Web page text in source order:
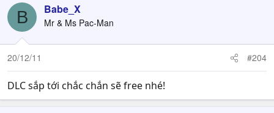
B Babe_X
Mr & Ms Pac-Man
20/12/11 #204
DLC sắp tới chắc chắn sẽ free nhé!